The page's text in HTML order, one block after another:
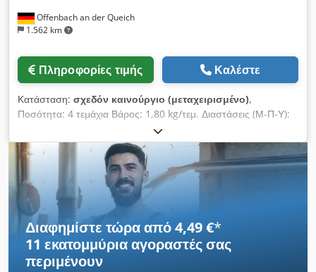
Offenbach an der Queich
1.562 km
Πληροφορίες τιμής Καλέστε
Κατάσταση: σχεδόν καινούργιο (μεταχειρισμένο),
Ποσότητα: 4 τεμάχια Βάρος: 1,80 kg/τεμ. Διαστάσεις (Μ-Π-Υ):
250 x 50 x 30 mm Σιαγόνα σύσφιξης με προεξοχή, DIN 6315
GN, πλάτος σχισμής × συνολικό μήκος: 18×250 mm >>
Τεχνική Περιγραφή >> --> Πλάτος σχισμής: 18 mm -->
Συνολικό μήκος: 250 mm --> Για βίδες σύσφιξης: 5/8; M16;
M18 --> Ύψος: 30 mm Dksdpfx Apjzd E Ufetsr --> Πλάτος:
50 mm --> Τύπος: 6315GN --> Πρότυπο: DIN 6315 GN -->
Είδος προϊόντος: σιαγόνα σύσφιξης
Διαφημίστε τώρα από 4,49 €*
11 εκατομμύρια αγοραστέςσας
περιμένουν